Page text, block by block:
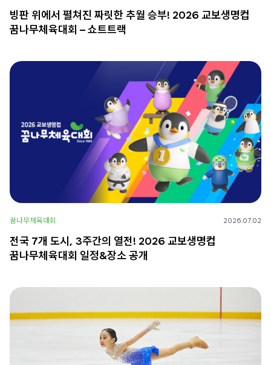
빙판 위에서 펼쳐진 짜릿한 추월 승부! 2026 교보생명컵
꿈나무체육대회 – 쇼트트랙
꿈나무체육대회 2026.07.02
전국 7개 도시, 3주간의 열전! 2026 교보생명컵
꿈나무체육대회 일정&장소 공개